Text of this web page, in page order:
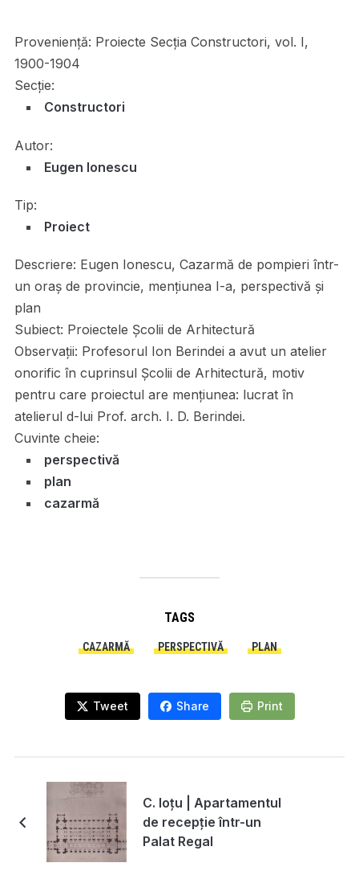
Proveniență: Proiecte Secţia Constructori, vol. I,
1900-1904
Secție:
Constructori
Autor:
Eugen Ionescu
Tip:
Proiect
Descriere: Eugen Ionescu, Cazarmă de pompieri într-
un oraș de provincie, mențiunea I-a, perspectivă și
plan
Subiect: Proiectele Școlii de Arhitectură
Observații: Profesorul Ion Berindei a avut un atelier
onorific în cuprinsul Școlii de Arhitectură, motiv
pentru care proiectul are mențiunea: lucrat în
atelierul d-lui Prof. arch. I. D. Berindei.
Cuvinte cheie:
perspectivă
plan
cazarmă
TAGS
CAZARMĂ PERSPECTIVĂ PLAN
Tweet Share Print
C. Ioțu | Apartamentul
de recepție într-un
Palat Regal